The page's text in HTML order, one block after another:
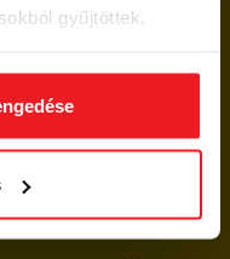
gyűjtöttek.